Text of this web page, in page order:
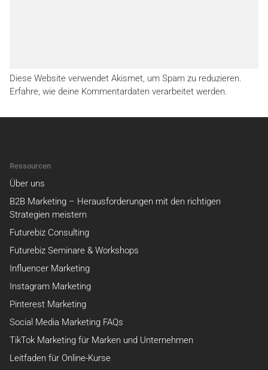
Diese Website verwendet Akismet, um Spam zu reduzieren.
Erfahre, wie deine Kommentardaten verarbeitet werden.
Ressourcen
Über uns
B2B Marketing – Herausforderungen mit den richtigen
Strategien meistern
Futurebiz Consulting
Futurebiz Seminare & Workshops
Influencer Marketing
Instagram Marketing
Pinterest Marketing
Social Media Marketing FAQs
TikTok Marketing für Marken und Unternehmen
Leitfaden für Online-Kurse